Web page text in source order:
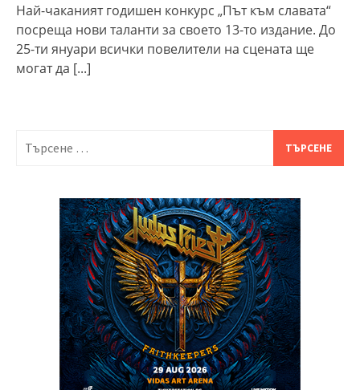
Най-чаканият годишен конкурс „Път към славата“
посреща нови таланти за своето 13-то издание. До
25-ти януари всички повелители на сцената ще
могат да [...]
Търсене
за: